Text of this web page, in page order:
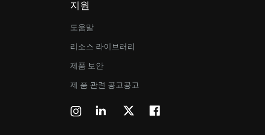
지원
도움말
리소스 라이브러리
제품 보안
제 품 관련 공고공고